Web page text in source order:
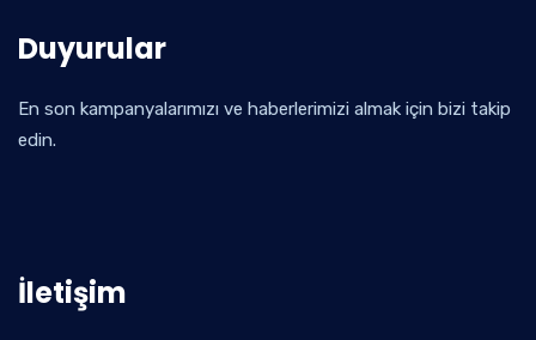
Duyurular
En son kampanyalarımızı ve haberlerimizi almak için bizi takip
edin.
İletişim